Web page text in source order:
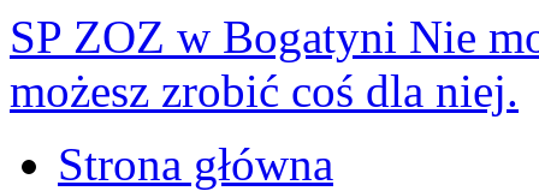
SP ZOZ w Bogatyni Nie
możesz zrobić coś dla niej.
Strona główna